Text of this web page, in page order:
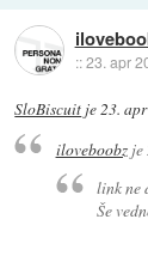
::23. apr
SloBiscuit je23.
iloveboobzje
link ne
Še